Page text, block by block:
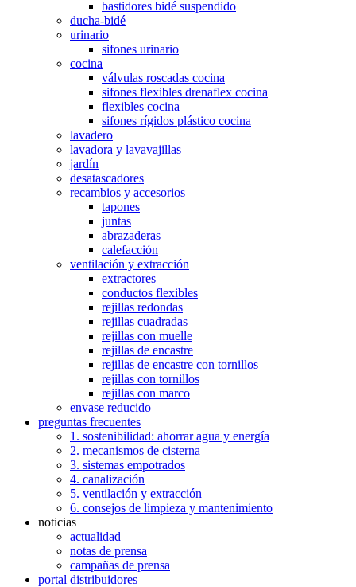
bastidores bidé suspendido
ducha-bidé
urinario
sifones urinario
cocina
válvulas roscadas cocina
sifones flexibles drenaflex cocina
flexibles cocina
sifones rígidos plástico cocina
lavadero
lavadora y lavavajillas
jardín
desatascadores
recambios y accesorios
tapones
juntas
abrazaderas
calefacción
ventilación y extracción
extractores
conductos flexibles
rejillas redondas
rejillas cuadradas
rejillas con muelle
rejillas de encastre
rejillas de encastre con tornillos
rejillas con tornillos
rejillas con marco
envase reducido
preguntas frecuentes
1. sostenibilidad: ahorrar agua y energía
2. mecanismos de cisterna
3. sistemas empotrados
4. canalización
5. ventilación y extracción
6. consejos de limpieza y mantenimiento
noticias
actualidad
notas de prensa
campañas de prensa
portal distribuidores